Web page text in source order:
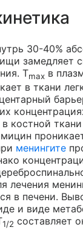
30-40%
замедляет
Tmax в
в ткани
костной
менингите
лечения
в печени.
и виде
1/2 составляет